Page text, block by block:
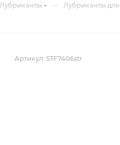
Лубриканты — Лубриканты для
Артикул: STF7406str